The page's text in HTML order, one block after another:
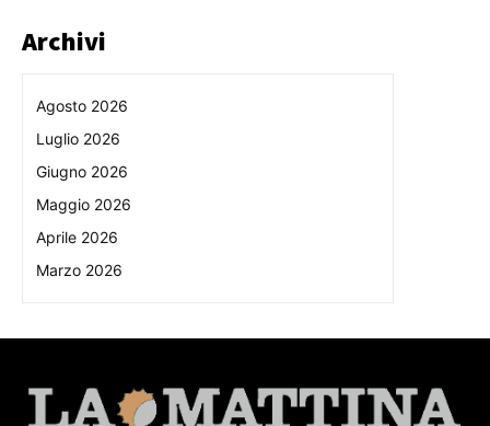
Archivi
Agosto 2026
Luglio 2026
Giugno 2026
Maggio 2026
Aprile 2026
Marzo 2026